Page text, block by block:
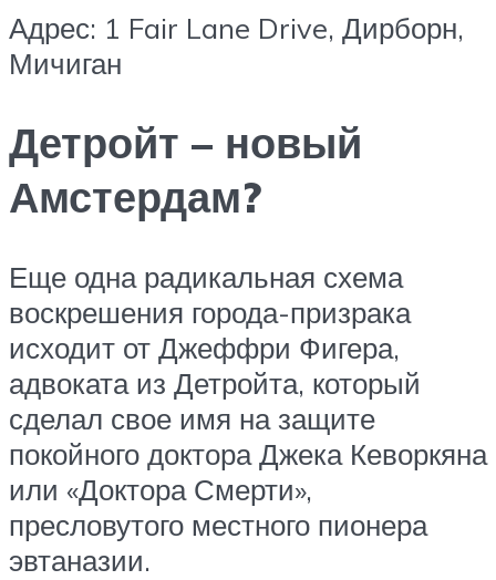
Адрес: 1 Fair Lane Drive, Дирборн,
Мичиган
Детройт – новый
Амстердам?
Еще одна радикальная схема
воскрешения города-призрака
исходит от Джеффри Фигера,
адвоката из Детройта, который
сделал свое имя на защите
покойного доктора Джека Кеворкяна
или «Доктора Смерти»,
пресловутого местного пионера
эвтаназии.